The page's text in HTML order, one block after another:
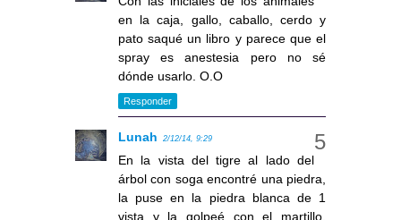
en la caja, gallo, caballo, cerdo y
pato saqué un libro y parece que el
spray es anestesia pero no sé
dónde usarlo. O.O
Responder
Lunah 2/12/14, 9:29
En la vista del tigre al lado del
árbol con soga encontré una piedra,
la puse en la piedra blanca de 1
vista y la golpeé con el martillo,